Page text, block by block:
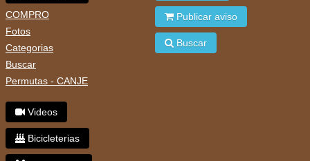
COMPRO
Fotos
Categorias
Buscar
Permutas - CANJE
Videos
Bicicleterias
Publicar aviso
Buscar